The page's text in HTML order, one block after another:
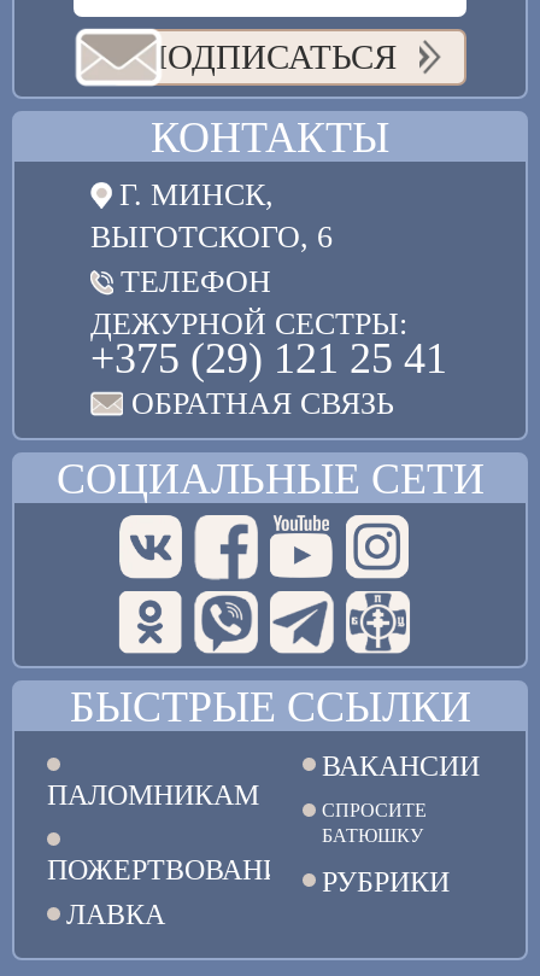
ПОДПИСАТЬСЯ
КОНТАКТЫ
Г. МИНСК,
ВЫГОТСКОГО, 6
ТЕЛЕФОН
ДЕЖУРНОЙ СЕСТРЫ:
+375 (29) 121 25 41
ОБРАТНАЯ СВЯЗЬ
СОЦИАЛЬНЫЕ СЕТИ
БЫСТРЫЕ ССЫЛКИ
ПАЛОМНИКАМ
ПОЖЕРТВОВАНИЯ
ЛАВКА
ВАКАНСИИ
СПРОСИТЕ
БАТЮШКУ
РУБРИКИ